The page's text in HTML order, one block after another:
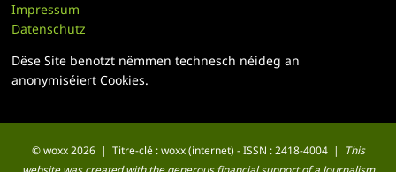
Impressum
Datenschutz
Dëse Site benotzt nëmmen technesch néideg an
anonymiséiert Cookies.
© woxx 2026 | Titre-clé : woxx (internet) - ISSN : 2418-4004 |
This